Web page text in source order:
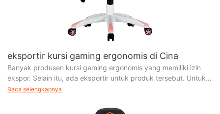
eksportir kursi gaming ergonomis di Cina
Banyak produsen kursi gaming ergonomis yang memiliki izin
ekspor. Selain itu, ada eksportir untuk produk tersebut. Untuk
bermitra dengan produsen atau perdagangan
Baca selengkapnya